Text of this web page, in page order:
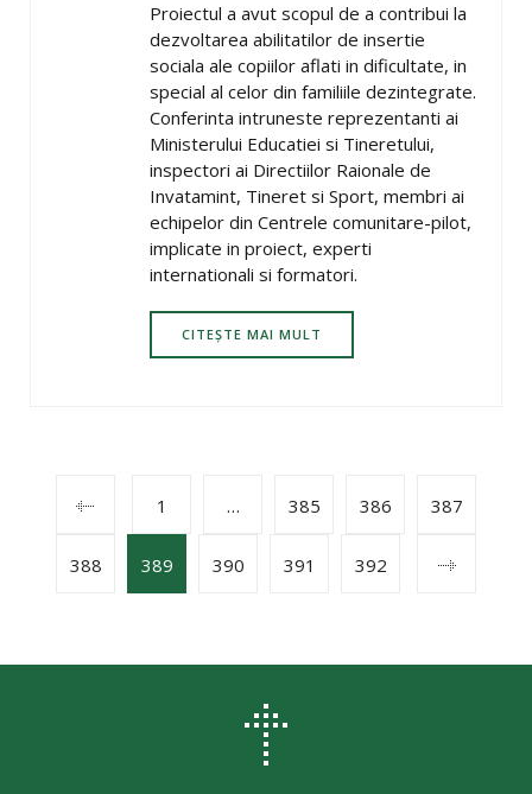
Proiectul a avut scopul de a contribui la
dezvoltarea abilitatilor de insertie
sociala ale copiilor aflati in dificultate, in
special al celor din familiile dezintegrate.
Conferinta intruneste reprezentanti ai
Ministerului Educatiei si Tineretului,
inspectori ai Directiilor Raionale de
Invatamint, Tineret si Sport, membri ai
echipelor din Centrele comunitare-pilot,
implicate in proiect, experti
internationali si formatori.
CITEȘTE MAI MULT
POSTS
NAVIGATION
1 … 385 386 387
388 389 390 391 392